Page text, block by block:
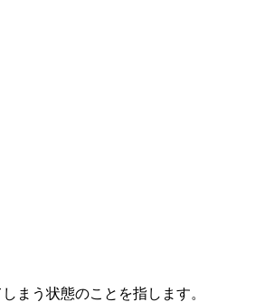
まう状態のことを指します。